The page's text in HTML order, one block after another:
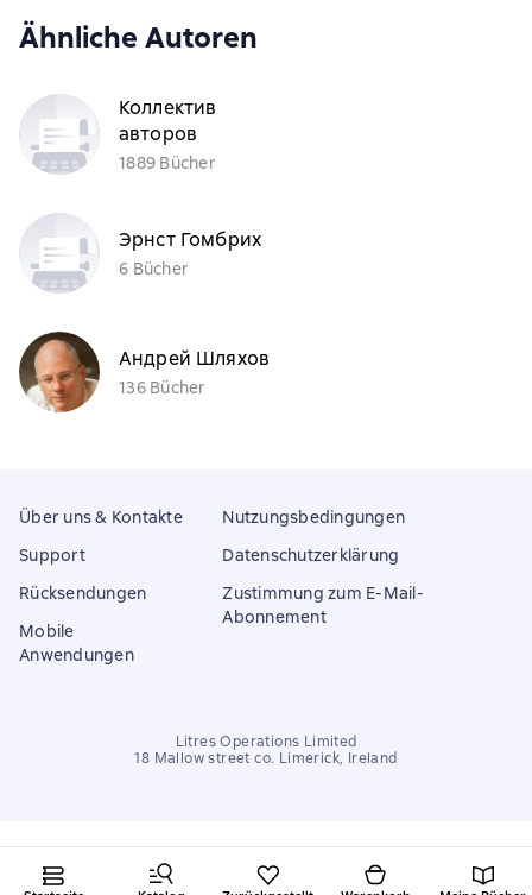
Ähnliche Autoren
Коллектив
авторов
1889 Bücher
Эрнст Гомбрих
6 Bücher
Андрей Шляхов
136 Bücher
Über uns & Kontakte
Support
Rücksendungen
Mobile
Anwendungen
Nutzungsbedingungen
Datenschutzerklärung
Zustimmung zum E-Mail-
Abonnement
Litres Operations Limited
18 Mallow street co. Limerick, Ireland